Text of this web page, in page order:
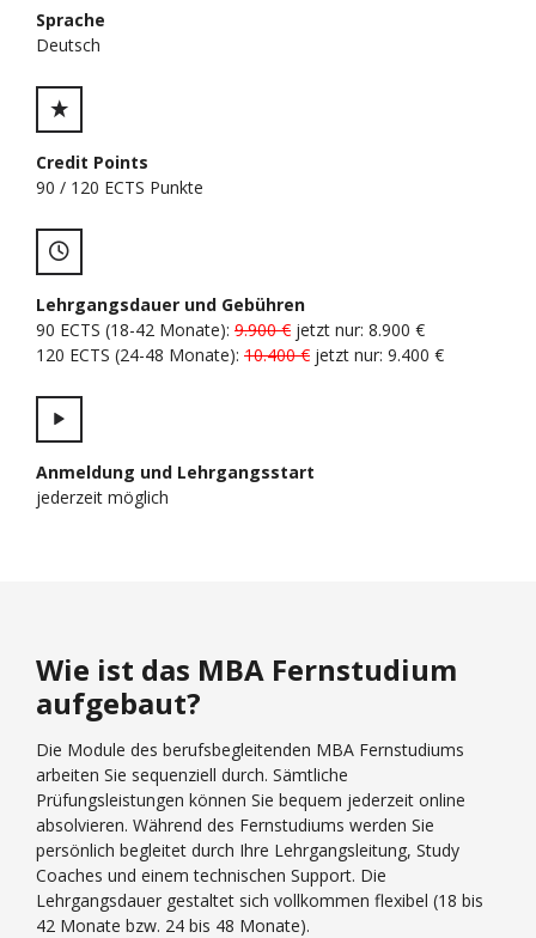
Sprache
Deutsch
Credit Points
90 / 120 ECTS Punkte
Lehrgangsdauer und Gebühren
90 ECTS (18-42 Monate): 9.900 € jetzt nur: 8.900 €
120 ECTS (24-48 Monate): 10.400 € jetzt nur: 9.400 €
Anmeldung und Lehrgangsstart
jederzeit möglich
Wie ist das MBA Fernstudium
aufgebaut?
Die Module des berufsbegleitenden MBA Fernstudiums
arbeiten Sie sequenziell durch. Sämtliche
Prüfungsleistungen können Sie bequem jederzeit online
absolvieren. Während des Fernstudiums werden Sie
persönlich begleitet durch Ihre Lehrgangsleitung, Study
Coaches und einem technischen Support. Die
Lehrgangsdauer gestaltet sich vollkommen flexibel (18 bis
42 Monate bzw. 24 bis 48 Monate).